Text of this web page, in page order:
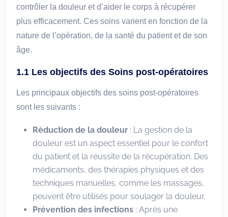
contrôler la douleur et d’aider le corps à récupérer
plus efficacement. Ces soins varient en fonction de la
nature de l’opération, de la santé du patient et de son
âge.
1.1 Les objectifs des Soins post-opératoires
Les principaux objectifs des soins post-opératoires
sont les suivants :
Réduction de la douleur : La gestion de la
douleur est un aspect essentiel pour le confort
du patient et la réussite de la récupération. Des
médicaments, des thérapies physiques et des
techniques manuelles, comme les massages,
peuvent être utilisés pour soulager la douleur.
Prévention des infections : Après une